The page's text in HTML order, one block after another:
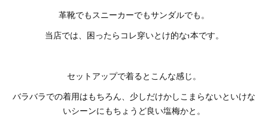
革靴でもスニーカーでもサンダルでも。
当店では、困ったらコレ穿いとけ的な1本です。
セットアップで着るとこんな感じ。
バラバラでの着用はもちろん、少しだけかしこまらないといけな
いシーンにもちょうど良い塩梅かと。